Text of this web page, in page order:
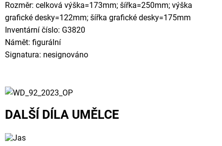
Rozměr: celková výška=173mm; šířka=250mm; výška
grafické desky=122mm; šířka grafické desky=175mm
Inventární číslo: G3820
Námět: figurální
Signatura: nesignováno
DALŠÍ DÍLA UMĚLCE